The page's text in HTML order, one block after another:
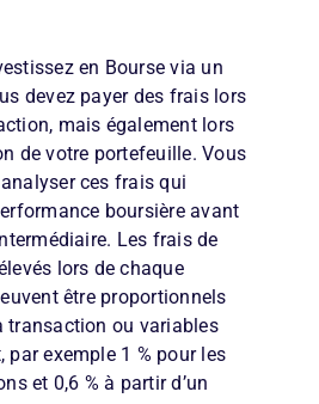
en Bourse via un
devez payer des frais lors
mais également lors
de votre portefeuille. Vous
ces frais qui
boursière avant
Les frais de
lors de chaque
être proportionnels
transaction ou variables
par exemple 1 % pour les
et 0,6 % à partir d’un